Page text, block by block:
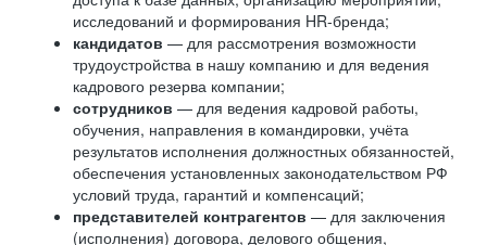
исследований и формирования HR-бренда;
кандидатов — для рассмотрения возможности
трудоустройства в нашу компанию и для ведения
кадрового резерва компании;
сотрудников — для ведения кадровой работы,
обучения, направления в командировки, учёта
результатов исполнения должностных обязанностей,
обеспечения установленных законодательством РФ
условий труда, гарантий и компенсаций;
представителей контрагентов — для заключения
(исполнения) договора, делового общения,